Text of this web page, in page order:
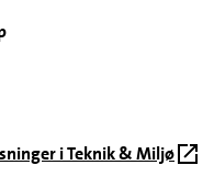
i Teknik & Miljø